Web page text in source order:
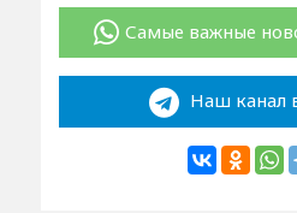
Самые важные
Наш канал